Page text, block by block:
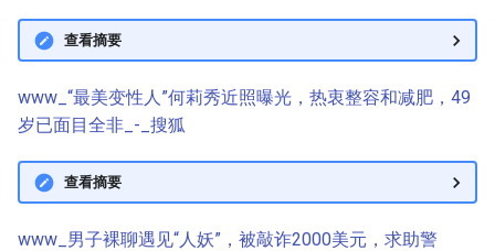
查看摘要
www_“最美变性人”何莉秀近照曝光，热衷整容和减肥，49
岁已面目全非_-_搜狐
查看摘要
www_男子裸聊遇见“人妖”，被敲诈2000美元，求助警